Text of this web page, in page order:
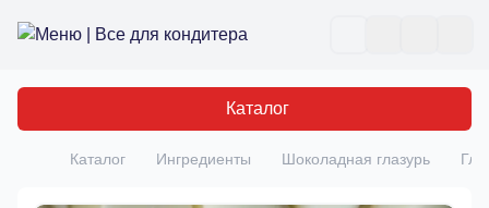
Все для кондитера
Каталог
Главная
Каталог Ингредиенты Шоколадная глазурь